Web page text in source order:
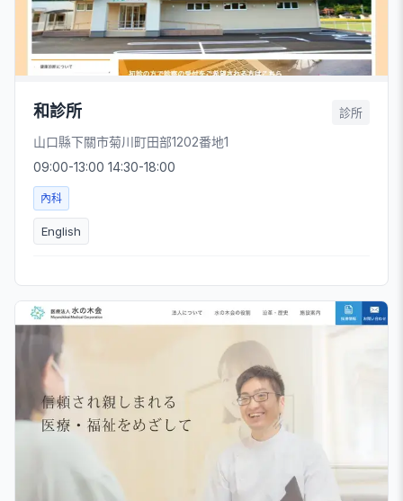
和診所 診所
山口縣下關市菊川町田部1202番地1
09:00-13:00 14:30-18:00
內科
English